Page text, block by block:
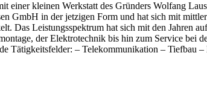
kleinen Werkstatt des Gründers Wolfang
GmbH in der jetzigen Form und hat sich mit
Das Leistungsspektrum hat sich mit den Jahren
der Elektrotechnik bis hin zum Service bei
Tätigkeitsfelder: – Telekommunikation – Tiefbau